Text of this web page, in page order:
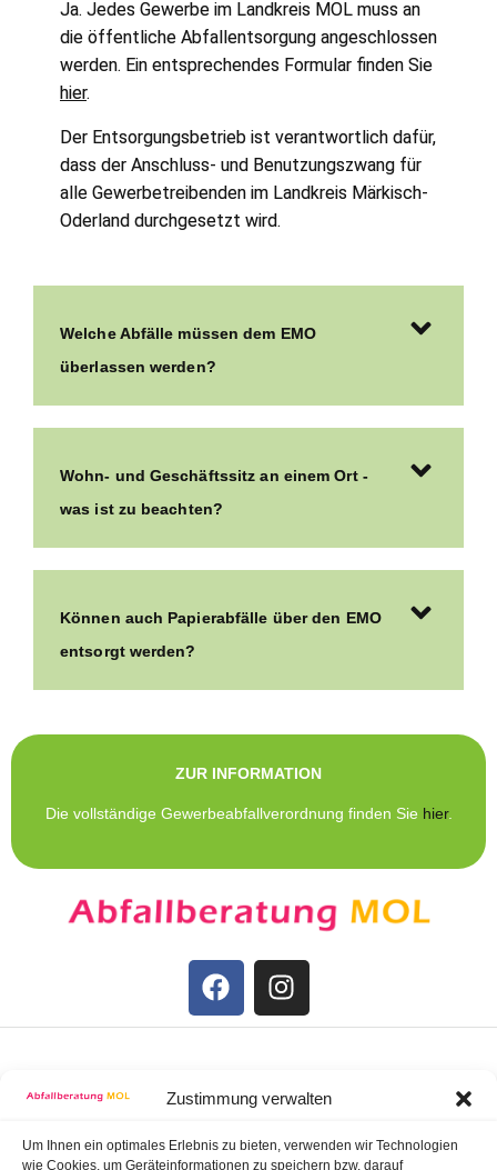
Zustimmung verwalten
Um Ihnen ein optimales Erlebnis zu bieten, verwenden wir Technologien
wie Cookies, um Geräteinformationen zu speichern bzw. darauf
Ja. Jedes Gewerbe im Landkreis MOL muss an
die öffentliche Abfallentsorgung angeschlossen
werden. Ein entsprechendes Formular finden Sie
hier.
Der Entsorgungsbetrieb ist verantwortlich dafür,
dass der Anschluss- und Benutzungszwang für
alle Gewerbetreibenden im Landkreis Märkisch-
Oderland durchgesetzt wird.
Welche Abfälle müssen dem EMO
überlassen werden?
Wohn- und Geschäftssitz an einem Ort -
was ist zu beachten?
Können auch Papierabfälle über den EMO
entsorgt werden?
ZUR INFORMATION
Die vollständige Gewerbeabfallverordnung finden Sie hier.
IMPRESSUM